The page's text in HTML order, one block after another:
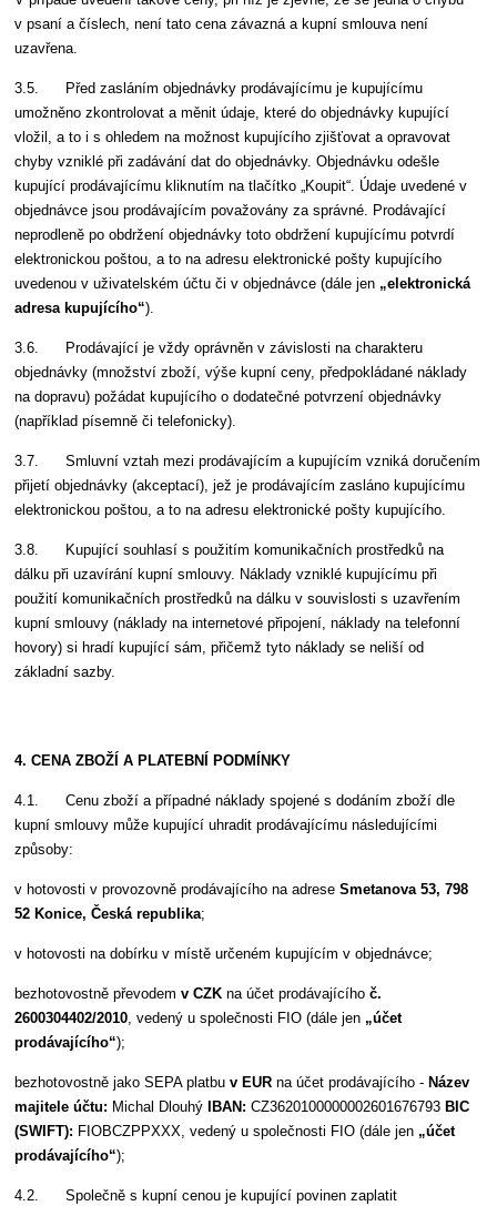
v psaní a číslech, není tato cena závazná a kupní smlouva není
uzavřena.
3.5. Před zasláním objednávky prodávajícímu je kupujícímu
umožněno zkontrolovat a měnit údaje, které do objednávky kupující
vložil, a to i s ohledem na možnost kupujícího zjišťovat a opravovat
chyby vzniklé při zadávání dat do objednávky. Objednávku odešle
kupující prodávajícímu kliknutím na tlačítko „Koupit“. Údaje uvedené v
objednávce jsou prodávajícím považovány za správné. Prodávající
neprodleně po obdržení objednávky toto obdržení kupujícímu potvrdí
elektronickou poštou, a to na adresu elektronické pošty kupujícího
uvedenou v uživatelském účtu či v objednávce (dále jen „elektronická
adresa kupujícího“).
3.6. Prodávající je vždy oprávněn v závislosti na charakteru
objednávky (množství zboží, výše kupní ceny, předpokládané náklady
na dopravu) požádat kupujícího o dodatečné potvrzení objednávky
(například písemně či telefonicky).
3.7. Smluvní vztah mezi prodávajícím a kupujícím vzniká doručením
přijetí objednávky (akceptací), jež je prodávajícím zasláno kupujícímu
elektronickou poštou, a to na adresu elektronické pošty kupujícího.
3.8. Kupující souhlasí s použitím komunikačních prostředků na
dálku při uzavírání kupní smlouvy. Náklady vzniklé kupujícímu při
použití komunikačních prostředků na dálku v souvislosti s uzavřením
kupní smlouvy (náklady na internetové připojení, náklady na telefonní
hovory) si hradí kupující sám, přičemž tyto náklady se neliší od
základní sazby.
4. CENA ZBOŽÍ A PLATEBNÍ PODMÍNKY
4.1. Cenu zboží a případné náklady spojené s dodáním zboží dle
kupní smlouvy může kupující uhradit prodávajícímu následujícími
způsoby:
v hotovosti v provozovně prodávajícího na adreseSmetanova 53, 798
52 Konice, Česká republika;
v hotovosti na dobírku v místě určeném kupujícím v objednávce;
bezhotovostně převodemv CZK na účet prodávajícíhoč.
2600304402/2010, vedený u společnosti FIO (dále jen „účet
prodávajícího“);
bezhotovostně jako SEPA platbuv EUR na účet prodávajícího - Název
majitele účtu: Michal Dlouhý IBAN:CZ3620100000002601676793 BIC
(SWIFT): FIOBCZPPXXX, vedený u společnosti FIO (dále jen „účet
prodávajícího“);
4.2. Společně s kupní cenou je kupující povinen zaplatit